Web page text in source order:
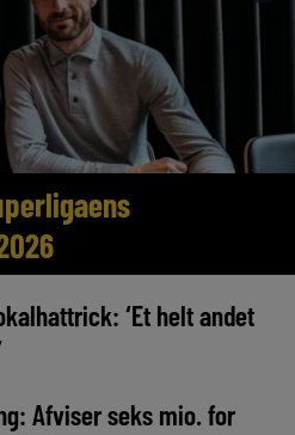
‘Et helt andet
Afviser seks mio. for